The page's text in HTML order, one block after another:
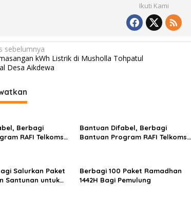
Ikuti Kami
sebelumnya
kWh Listrik di Musholla Tohpatul
Desa Aikdewa
Berbagi
RAFI Telkomsel
Bantuan Difabel, Berbagi
Bantuan Program RAFI Telkomsel
Salurkan Paket
Santunan untuk
Berbagi 100 Paket Ramadhan
1442H Bagi Pemulung